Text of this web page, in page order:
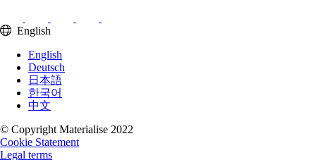
English
English
Deutsch
日本語
한국어
中文
© Copyright Materialise 2022
Cookie Statement
Legal terms